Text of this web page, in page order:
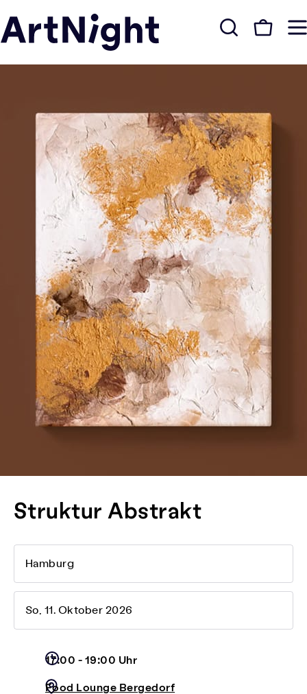
Struktur Abstrakt
Hamburg
So, 11. Oktober 2026
17:00 - 19:00 Uhr
Food Lounge Bergedorf